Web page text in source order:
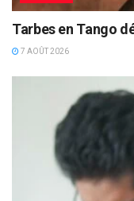
Tarbes en Tango
7 AOÛT 2026